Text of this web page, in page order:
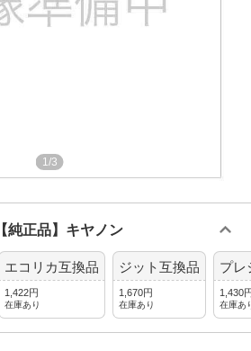
1/3
【純正品】キヤノン
エコリカ互換品
1,422円
在庫あり
ジット互換品
1,670円
在庫あり
プレ
1,430
在庫あ